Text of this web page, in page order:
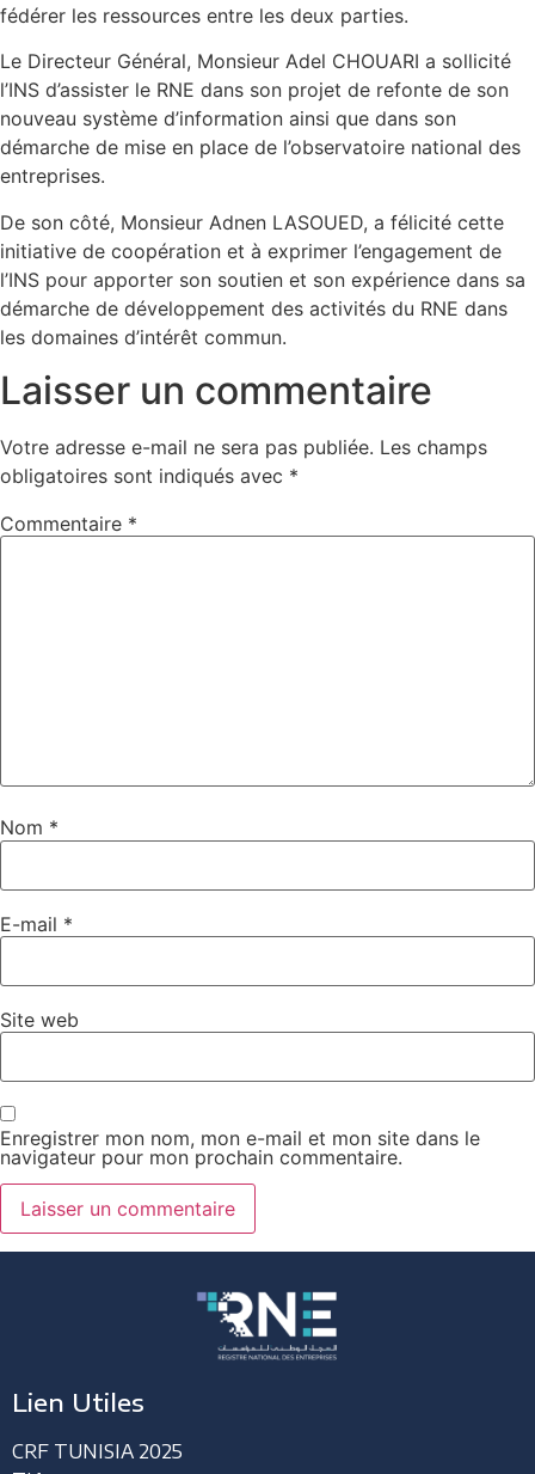
fédérer les ressources entre les deux parties.
Le Directeur Général, Monsieur Adel CHOUARI a sollicité
l’INS d’assister le RNE dans son projet de refonte de son
nouveau système d’information ainsi que dans son
démarche de mise en place de l’observatoire national des
entreprises.
De son côté, Monsieur Adnen LASOUED, a félicité cette
initiative de coopération et à exprimer l’engagement de
l’INS pour apporter son soutien et son expérience dans sa
démarche de développement des activités du RNE dans
les domaines d’intérêt commun.
Laisser un commentaire
Votre adresse e-mail ne sera pas publiée. Les champs
obligatoires sont indiqués avec *
Commentaire *
Nom *
E-mail *
Site web
Enregistrer mon nom, mon e-mail et mon site dans le
navigateur pour mon prochain commentaire.
Lien Utiles
CRF TUNISIA 2025